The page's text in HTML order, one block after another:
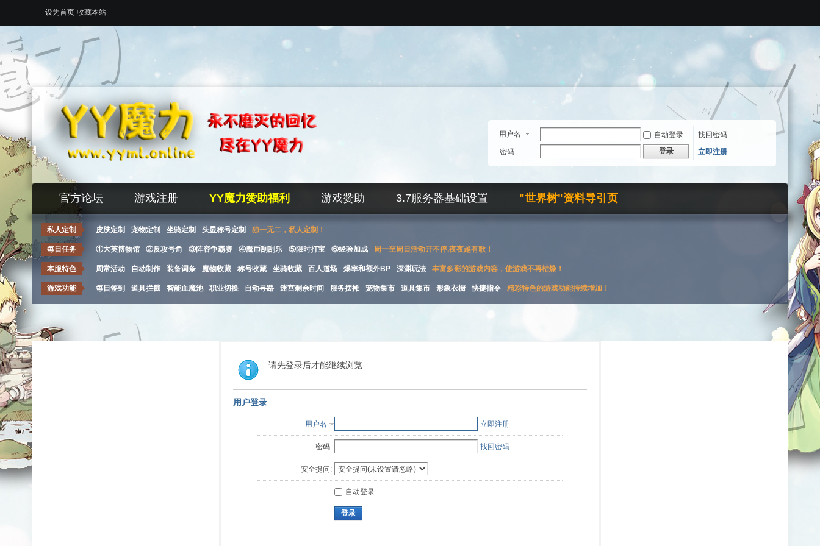
设为首页 收藏本站
用户名 自动登录
找回密码
密码
登录 立即注册
官方论坛 游戏注册 YY魔力赞助福利 游戏赞助 3.7服务器基础设置 "世界树"资料导引页
私人定制 皮肤定制 宠物定制 坐骑定制 头显称号定制 独一无二，私人定制！
每日任务 ①大英博物馆 ②反攻号角 ③阵容争霸赛 ④魔币刮刮乐 ⑤限时打宝 ⑥经验加成 周一至周日活动开不停,夜夜越有歌！
本服特色 周常活动 自动制作 装备词条 魔物收藏 称号收藏 坐骑收藏 百人道场 爆率和额外BP 深渊玩法 丰富多彩的游戏内容，使游戏不再枯燥！
游戏功能 每日签到 道具拦截 智能血魔池 职业切换 自动寻路 迷宫剩余时间 服务摆摊 宠物集市 道具集市 形象衣橱 快捷指令 精彩特色的游戏功能持续增加！
请先登录后才能继续浏览
用户登录
用户名 立即注册
密码: 找回密码
安全提问:
自动登录
登录